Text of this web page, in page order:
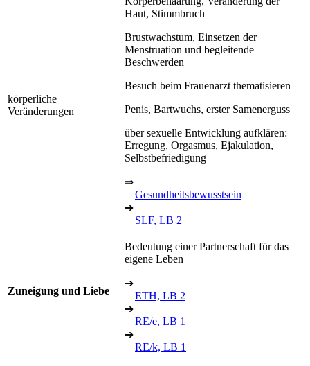
körperliche
Veränderungen
Haut, Stimmbruch
Brustwachstum, Einsetzen der
Menstruation und begleitende
Beschwerden
Besuch beim Frauenarzt thematisieren
Penis, Bartwuchs, erster Samenerguss
über sexuelle Entwicklung aufklären:
Erregung, Orgasmus, Ejakulation,
Selbstbefriedigung
⇒
Gesundheitsbewusstsein
➔
SLF, LB 2
Zuneigung und Liebe
Bedeutung einer Partnerschaft für das
eigene Leben
➔
ETH, LB 2
➔
RE/e, LB 1
➔
RE/k, LB 1